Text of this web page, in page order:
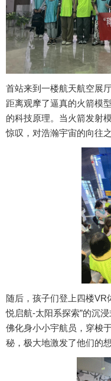
首站来到一楼航天航空展
距离观摩了逼真的火箭模
的科技原理。当火箭发射
惊叹，对浩瀚宇宙的向往
随后，孩子们登上四楼VR
悦启航-太阳系探索”的沉
佛化身小小宇航员，穿梭
秘，极大地激发了他们的